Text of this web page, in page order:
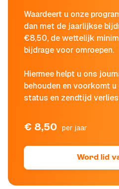
Waardeert u onze
dan met de jaarlijkse
€8,50, de wettelijk
bijdrage voor omroepen.
Hiermee helpt u ons
behouden en voorkomt
status en zendtijd
€ 8,50 per jaar
Word lid